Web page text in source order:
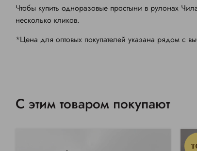
Чтобы купить одноразовые простыни в рулонах
несколько кликов.
*Цена для оптовых покупателей указана рядом с
С этим товаром покупают